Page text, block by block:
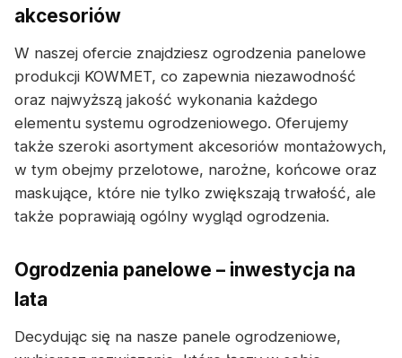
akcesoriów
W naszej ofercie znajdziesz ogrodzenia panelowe
produkcji KOWMET, co zapewnia niezawodność
oraz najwyższą jakość wykonania każdego
elementu systemu ogrodzeniowego. Oferujemy
także szeroki asortyment akcesoriów montażowych,
w tym obejmy przelotowe, narożne, końcowe oraz
maskujące, które nie tylko zwiększają trwałość, ale
także poprawiają ogólny wygląd ogrodzenia.
Ogrodzenia panelowe – inwestycja na
lata
Decydując się na nasze panele ogrodzeniowe,